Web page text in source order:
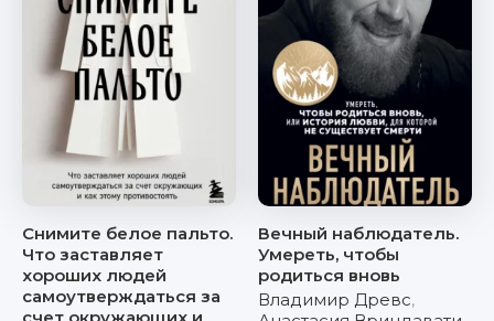
Снимите белое пальто.
Что заставляет
хороших людей
самоутверждаться за
Вечный наблюдатель.
Умереть, чтобы
родиться вновь
Владимир Древс,